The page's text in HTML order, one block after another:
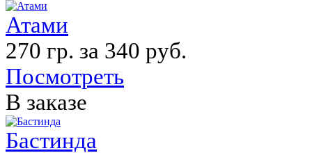
Атами
270 гр. за 340 руб.
Посмотреть
В заказе
Бастинда